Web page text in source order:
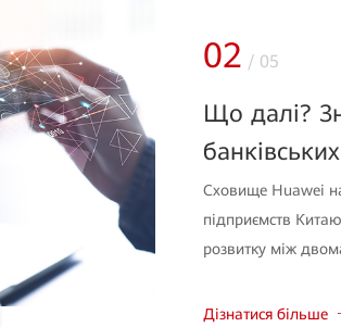
02 / 05
Що далі?
Сховище Huawei
підприємств
розвитку між
Дізнатися більше